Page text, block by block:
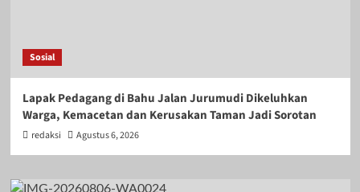
Sosial
Lapak Pedagang di Bahu Jalan Jurumudi Dikeluhkan
Warga, Kemacetan dan Kerusakan Taman Jadi Sorotan
redaksi Agustus 6, 2026